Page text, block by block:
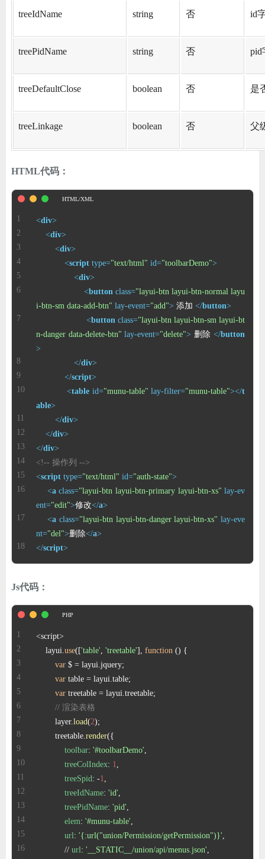
treeIdName string 否 id
treePidName string 否 pid
treeDefaultClose boolean 否 是
treeLinkage boolean 否 父
HTML代码：
<div>
<div>
<div>
<script type="text/html" id="toolbarDemo">
<div>
<button class="layui-btn layui-btn-normal layu
i-btn-sm data-add-btn" lay-event="add"> 添加 </button>
<button class="layui-btn layui-btn-sm layui-bt
n-danger data-delete-btn" lay-event="delete"> 删除 </button
>
</div>
</script>
<table id="munu-table" lay-filter="munu-table"></t
able>
</div>
</div>
</div>
<!-- 操作列 -->
<script type="text/html" id="auth-state">
<a class="layui-btn layui-btn-primary layui-btn-xs" lay-ev
ent="edit">修改</a>
<a class="layui-btn layui-btn-danger layui-btn-xs" lay-eve
nt="del">删除</a>
</script>
Js代码：
    layui.
use(['table', 'treetable'], function ()
var
var
var
// 渲染表格
        layer.
load(2
        treetable.
render
toolbar: '#toolbarDemo'
treeColIndex: 1
treeSpid: -1
treeIdName: 'id'
treePidName: 'pid'
elem: '#munu-table'
url: '{:url("union/Permission/getPermission")}'
            //
url: '__STATIC__/union/api/menus.json'